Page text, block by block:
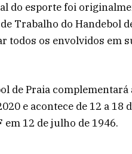
do esporte foi
Trabalho do Handebol
todos os envolvidos em
de Praia
e acontece de 12 a 18
em 12 de julho de 1946.